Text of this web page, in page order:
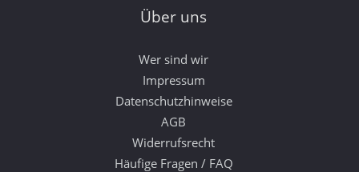
Über uns
Wer sind wir
Impressum
Datenschutzhinweise
AGB
Widerrufsrecht
Häufige Fragen / FAQ